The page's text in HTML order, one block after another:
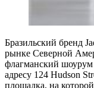
Бразильский бренд
рынке Северной
флагманский
адресу 124 Hudson
площадка, на